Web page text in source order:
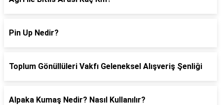
Pin Up Nedir?
Toplum Gönüllüleri Vakfı Geleneksel Alışveriş Şenliği
Alpaka Kumaş Nedir? Nasıl Kullanılır?